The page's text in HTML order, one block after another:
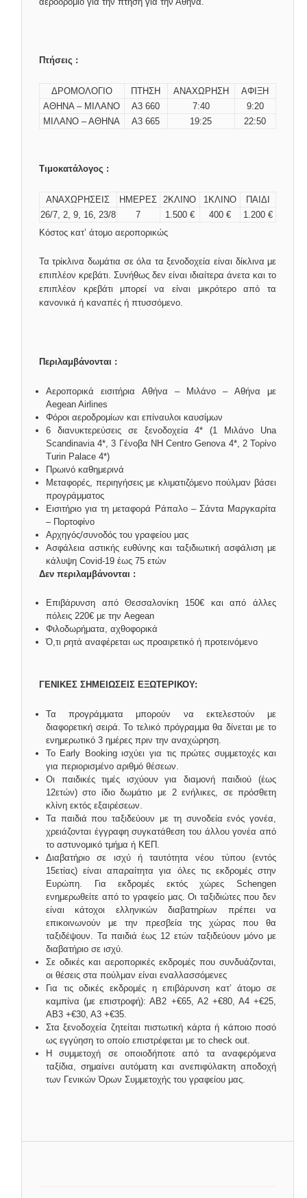
Πτήσεις :
ΔΡΟΜΟΛΟΓΙΟ ΠΤΗΣΗ ΑΝΑΧΩΡΗΣΗ
ΑΦΙΞΗ
ΑΘΗΝΑ – ΜΙΛΑΝΟ
Α3 660 7:40
9:20
ΜΙΛΑΝΟ – ΑΘΗΝΑ
Α3 665 19:25 22:50
Τιμοκατάλογος :
ΑΝΑΧΩΡΗΣΕΙΣ ΗΜΕΡΕΣ 2ΚΛΙΝΟ 1ΚΛΙΝΟ
ΠΑΙΔΙ
26/7, 2, 9, 16, 23/8
7 1.500 € 400 €
1.200 €
Κόστος κατ’ άτομο αεροπορικώς
Τα τρίκλινα δωμάτια σε όλα τα ξενοδοχεία είναι δίκλινα με
επιπλέον κρεβάτι. Συνήθως δεν είναι ιδιαίτερα άνετα και το
επιπλέον κρεβάτι μπορεί να είναι μικρότερο από τα
κανονικά ή καναπές ή πτυσσόμενο.
Περιλαμβάνονται :
Αεροπορικά εισιτήρια Αθήνα – Μιλάνο – Αθήνα με
Aegean Airlines
Φόροι αεροδρομίων και επίναυλοι καυσίμων
6 διανυκτερεύσεις σε ξενοδοχεία 4* (1 Μιλάνο Una
Scandinavia 4*, 3 Γένοβα NH Centro Genova 4*, 2 Τορίνο
Turin Palace 4*)
Πρωινό καθημερινά
Μεταφορές, περιηγήσεις με κλιματιζόμενο πούλμαν βάσει
προγράμματος
Εισιτήριο για τη μεταφορά Ράπαλο – Σάντα Μαργκαρίτα
– Πορτοφίνο
Αρχηγός/συνοδός του γραφείου μας
Ασφάλεια αστικής ευθύνης και ταξιδιωτική ασφάλιση με
κάλυψη Covid-19 έως 75 ετών
Δεν περιλαμβάνονται :
Επιβάρυνση από Θεσσαλονίκη 150€ και από άλλες
πόλεις 220€ με την Aegean
Φιλοδωρήματα, αχθοφορικά
Ό,τι ρητά αναφέρεται ως προαιρετικό ή προτεινόμενο
ΓΕΝΙΚΕΣ ΣΗΜΕΙΩΣΕΙΣ ΕΞΩΤΕΡΙΚΟΥ:
Τα προγράμματα μπορούν να εκτελεστούν με
διαφορετική σειρά. Το τελικό πρόγραμμα θα δίνεται με το
ενημερωτικό 3 ημέρες πριν την αναχώρηση.
Το Early Booking ισχύει για τις πρώτες συμμετοχές και
για περιορισμένο αριθμό θέσεων.
Οι παιδικές τιμές ισχύουν για διαμονή παιδιού (έως
12ετών) στο ίδιο δωμάτιο με 2 ενήλικες, σε πρόσθετη
κλίνη εκτός εξαιρέσεων.
Τα παιδιά που ταξιδεύουν με τη συνοδεία ενός γονέα,
χρειάζονται έγγραφη συγκατάθεση του άλλου γονέα από
το αστυνομικό τμήμα ή ΚΕΠ.
Διαβατήριο σε ισχύ ή ταυτότητα νέου τύπου (εντός
15ετίας) είναι απαραίτητα για όλες τις εκδρομές στην
Ευρώπη. Για εκδρομές εκτός χώρες Schengen
ενημερωθείτε από το γραφείο μας. Οι ταξιδιώτες που δεν
είναι κάτοχοι ελληνικών διαβατηρίων πρέπει να
επικοινωνούν με την πρεσβεία της χώρας που θα
ταξιδέψουν. Τα παιδιά έως 12 ετών ταξιδεύουν μόνο με
διαβατήριο σε ισχύ.
Σε οδικές και αεροπορικές εκδρομές που συνδυάζονται,
οι θέσεις στα πούλμαν είναι εναλλασσόμενες
Για τις οδικές εκδρομές η επιβάρυνση κατ’ άτομο σε
καμπίνα (με επιστροφή): ΑΒ2 +€65, Α2 +€80, Α4 +€25,
ΑΒ3 +€30, Α3 +€35.
Στα ξενοδοχεία ζητείται πιστωτική κάρτα ή κάποιο ποσό
ως εγγύηση το οποίο επιστρέφεται με το check out.
Η συμμετοχή σε οποιοδήποτε από τα αναφερόμενα
ταξίδια, σημαίνει αυτόματη και ανεπιφύλακτη αποδοχή
των Γενικών Όρων Συμμετοχής του γραφείου μας.